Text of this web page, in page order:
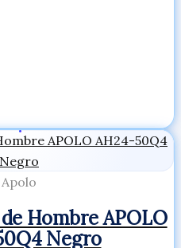
Apolo
Hombre APOLO
Negro